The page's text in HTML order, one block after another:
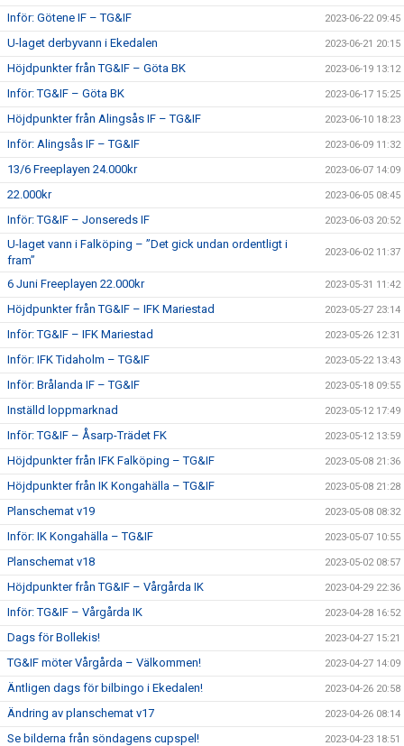
Inför: Götene IF – TG&IF 2023-06-22 09:45
U-laget derbyvann i Ekedalen 2023-06-21 20:15
Höjdpunkter från TG&IF – Göta BK 2023-06-19 13:12
Inför: TG&IF – Göta BK 2023-06-17 15:25
Höjdpunkter från Alingsås IF – TG&IF 2023-06-10 18:23
Inför: Alingsås IF – TG&IF 2023-06-09 11:32
13/6 Freeplayen 24.000kr 2023-06-07 14:09
22.000kr 2023-06-05 08:45
Inför: TG&IF – Jonsereds IF 2023-06-03 20:52
U-laget vann i Falköping – ”Det gick undan ordentligt i
fram”
2023-06-02 11:37
6 Juni Freeplayen 22.000kr 2023-05-31 11:42
Höjdpunkter från TG&IF – IFK Mariestad 2023-05-27 23:14
Inför: TG&IF – IFK Mariestad 2023-05-26 12:31
Inför: IFK Tidaholm – TG&IF 2023-05-22 13:43
Inför: Brålanda IF – TG&IF 2023-05-18 09:55
Inställd loppmarknad 2023-05-12 17:49
Inför: TG&IF – Åsarp-Trädet FK 2023-05-12 13:59
Höjdpunkter från IFK Falköping – TG&IF 2023-05-08 21:36
Höjdpunkter från IK Kongahälla – TG&IF 2023-05-08 21:28
Planschemat v19 2023-05-08 08:32
Inför: IK Kongahälla – TG&IF 2023-05-07 10:55
Planschemat v18 2023-05-02 08:57
Höjdpunkter från TG&IF – Vårgårda IK 2023-04-29 22:36
Inför: TG&IF – Vårgårda IK 2023-04-28 16:52
Dags för Bollekis! 2023-04-27 15:21
TG&IF möter Vårgårda – Välkommen! 2023-04-27 14:09
Äntligen dags för bilbingo i Ekedalen! 2023-04-26 20:58
Ändring av planschemat v17 2023-04-26 08:14
Se bilderna från söndagens cupspel! 2023-04-23 18:51